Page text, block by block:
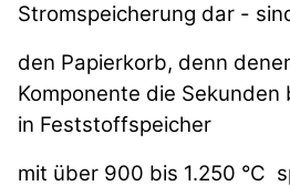
Stromspeicherung dar -
den Papierkorb, denn
Komponente die Sekunden
in Feststoffspeicher
mit über 900 bis 1.250 °C